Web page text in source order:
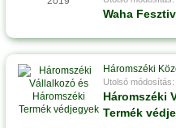
Waha
Háromszéki
Utolsó
Háromszéki
Termék